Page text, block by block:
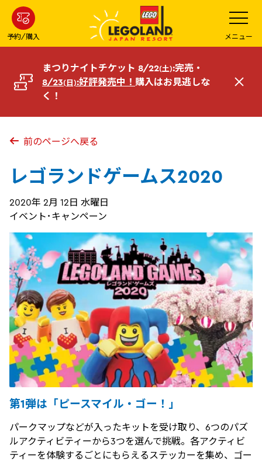
ン
コ
へ
予約/購入
メ
ニ
ュ
ー
を
開
メニュー
まつりナイトチケット 8/22(土):完売・
8/23(日):好評発売中！ 購入はお見逃しな
く！
閉
前のページへ戻る
レゴランドゲームス2020
2020年 2月 12日 水曜日
イベント･キャンペーン
第1弾は「ピースマイル・ゴー！」
パークマップなどが入ったキットを受け取り、6つのパズ
ルアクティビティーから3つを選んで挑戦。各アクティビ
ティーを体験するごとにもらえるステッカーを集め、ゴー